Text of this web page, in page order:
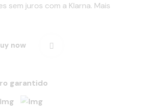
sem juros com a Klarna. Mais
now
garantido